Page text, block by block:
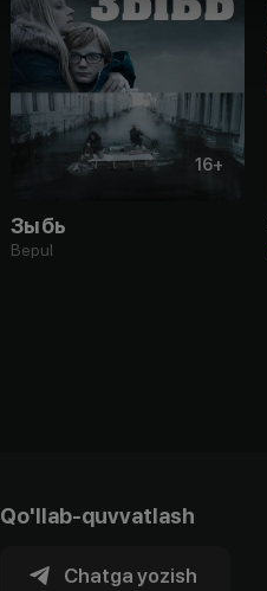
16+
Зыбь
Bepul
Qo'llab-quvvatlash
Chatga yozish